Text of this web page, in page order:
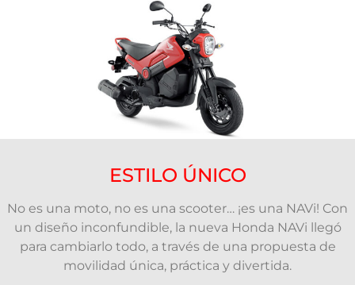
ESTILO ÚNICO
No es una moto, no es una scooter… ¡es una NAVi! Con
un diseño inconfundible, la nueva Honda NAVi llegó
para cambiarlo todo, a través de una propuesta de
movilidad única, práctica y divertida.